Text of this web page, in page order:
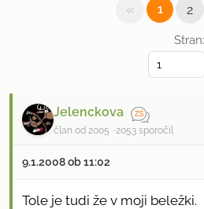
Stran:
« 1 2
Jelenckova
član od 2005 2053 sporočil
9.1.2008 ob 11:02
Tole je tudi že v moji beležki.